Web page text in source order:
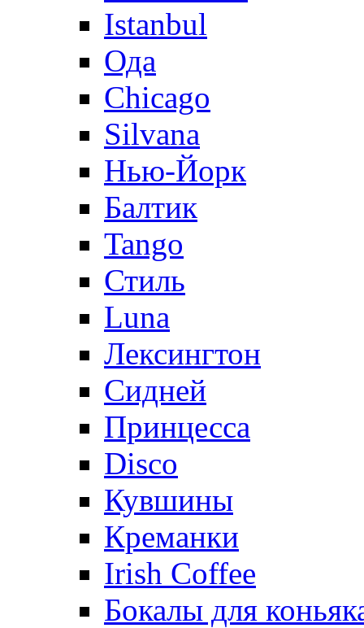
Istanbul
Ода
Chicago
Silvana
Нью-Йорк
Балтик
Tango
Стиль
Luna
Лексингтон
Сидней
Принцесса
Disco
Кувшины
Креманки
Irish Coffee
Бокалы для